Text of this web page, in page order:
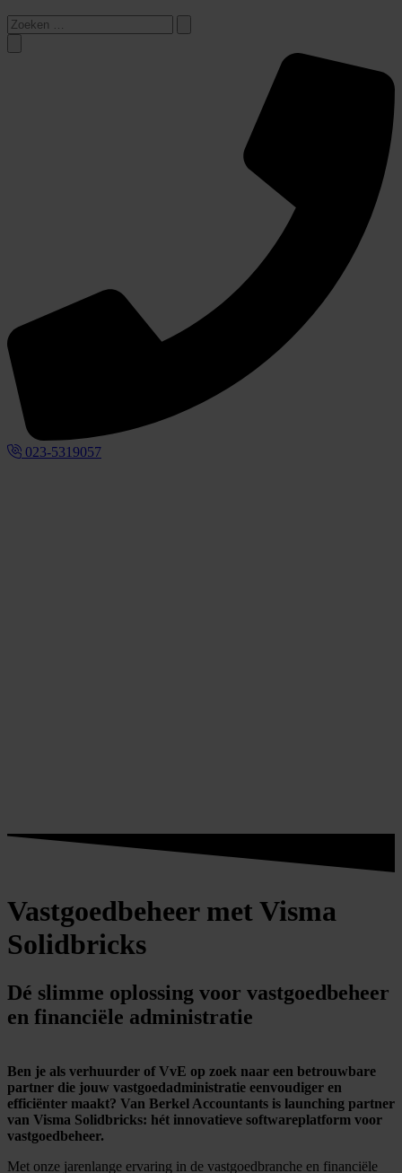
023-5319057
Vastgoedbeheer met Visma
Solidbricks
Dé slimme oplossing voor vastgoedbeheer
en financiële administratie
Ben je als verhuurder of VvE op zoek naar een betrouwbare
partner die jouw vastgoedadministratie eenvoudiger en
efficiënter maakt? Van Berkel Accountants is launching partner
van Visma Solidbricks: hét innovatieve softwareplatform voor
vastgoedbeheer.
Met onze jarenlange ervaring in de vastgoedbranche en financiële